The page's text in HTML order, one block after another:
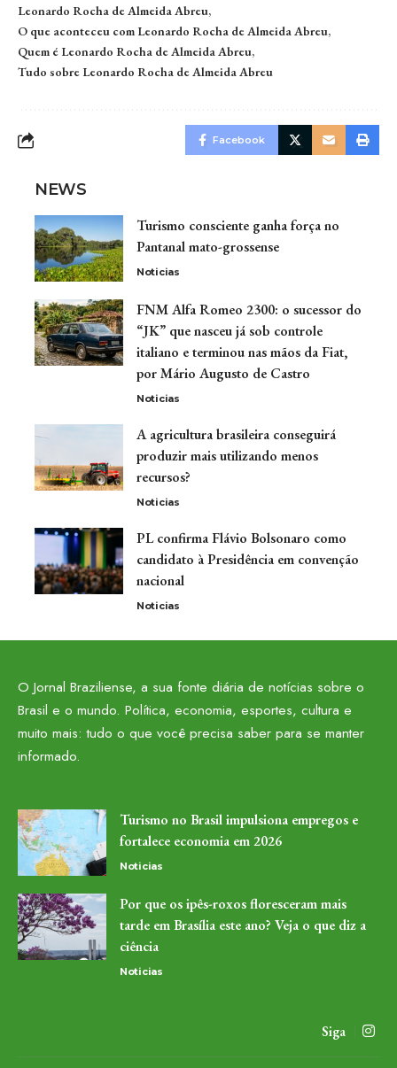
Leonardo Rocha de Almeida Abreu
O que aconteceu com Leonardo Rocha de Almeida Abreu
Quem é Leonardo Rocha de Almeida Abreu
Tudo sobre Leonardo Rocha de Almeida Abreu
Facebook
NEWS
Turismo consciente ganha força no
Pantanal mato-grossense
Noticias
FNM Alfa Romeo 2300: o sucessor do
“JK” que nasceu já sob controle
italiano e terminou nas mãos da Fiat,
por Mário Augusto de Castro
Noticias
A agricultura brasileira conseguirá
produzir mais utilizando menos
recursos?
Noticias
PL confirma Flávio Bolsonaro como
candidato à Presidência em convenção
nacional
Noticias
O Jornal Braziliense, a sua fonte diária de notícias sobre o
Brasil e o mundo. Política, economia, esportes, cultura e
muito mais: tudo o que você precisa saber para se manter
informado.
Turismo no Brasil impulsiona empregos e
fortalece economia em 2026
Noticias
Por que os ipês-roxos floresceram mais
tarde em Brasília este ano? Veja o que diz a
ciência
Noticias
Siga